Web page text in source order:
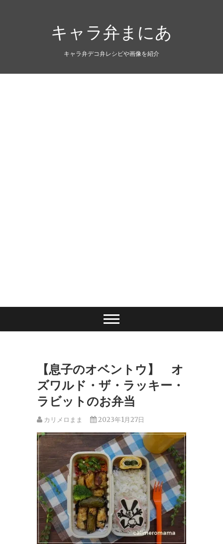
キャラ弁まにあ
キャラ弁デコ弁レシピや画像を紹介
【息子のオベントウ】 オ
ズワルド・ザ・ラッキー・
ラビットのお弁当
カリメロまま 2023年1月27日